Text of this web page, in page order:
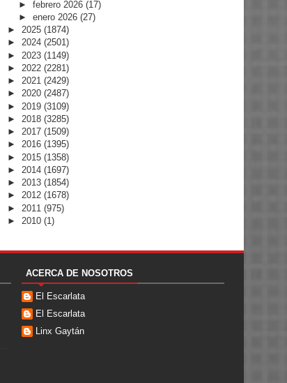
► febrero 2026 (17)
► enero 2026 (27)
► 2025 (1874)
► 2024 (2501)
► 2023 (1149)
► 2022 (2281)
► 2021 (2429)
► 2020 (2487)
► 2019 (3109)
► 2018 (3285)
► 2017 (1509)
► 2016 (1395)
► 2015 (1358)
► 2014 (1697)
► 2013 (1854)
► 2012 (1678)
► 2011 (975)
► 2010 (1)
ACERCA DE NOSOTROS
El Escarlata
El Escarlata
Linx Gaytán